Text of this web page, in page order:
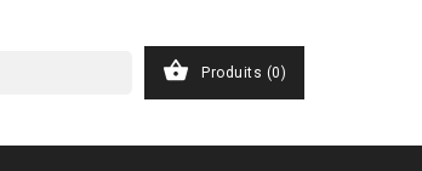
 Produits (0)